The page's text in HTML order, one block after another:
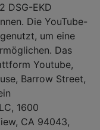
DSG-EKD
Die YouTube-
um eine
Das
Youtube,
Barrow Street,
1600
CA 94043,